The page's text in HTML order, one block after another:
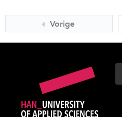
Vorige